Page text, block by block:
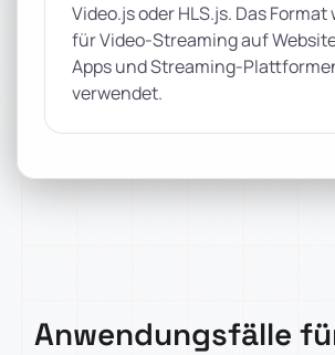
Video.js oder HLS.js. Das
für Video-Streaming auf
Apps und Streaming-
verwendet.
Anwendungsfälle